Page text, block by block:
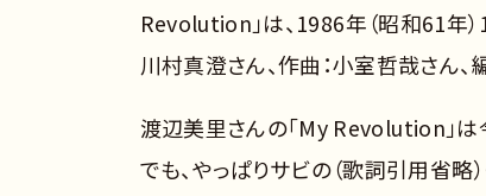
Revolution」は、1986年（昭和61年
川村真澄さん、作曲：小室哲哉さん、
渡辺美里さんの「My Revolution」は
でも、やっぱりサビの（歌詞引用省略